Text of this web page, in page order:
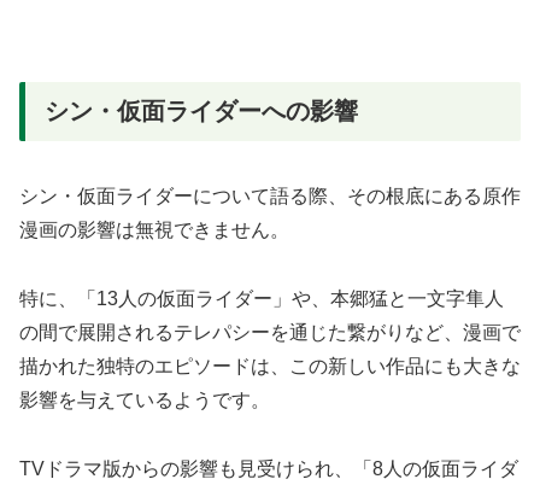
シン・仮面ライダーへの影響
シン・仮面ライダーについて語る際、その根底にある原作
漫画の影響は無視できません。
特に、「13人の仮面ライダー」や、本郷猛と一文字隼人
の間で展開されるテレパシーを通じた繋がりなど、漫画で
描かれた独特のエピソードは、この新しい作品にも大きな
影響を与えているようです。
TVドラマ版からの影響も見受けられ、「8人の仮面ライダ